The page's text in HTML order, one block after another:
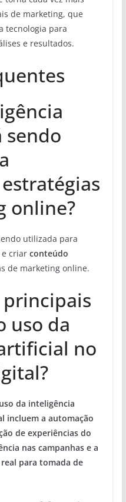
de marketing, que
tecnologia para
e resultados.
online?
utilizada para
criar conteúdo
de marketing online.
principais
uso da
no
da inteligência
incluem a automação
de experiências do
nas campanhas e a
para tomada de